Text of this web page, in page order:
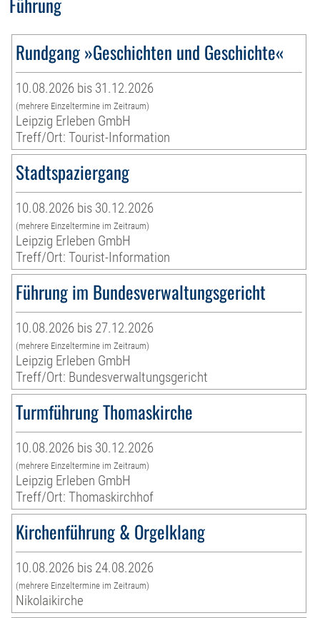
Rundgang »Geschichten und Geschichte«
10.08.2026 bis 31.12.2026
(mehrere Einzeltermine im Zeitraum)
Leipzig Erleben GmbH
Treff/Ort: Tourist-Information
Stadtspaziergang
10.08.2026 bis 30.12.2026
(mehrere Einzeltermine im Zeitraum)
Leipzig Erleben GmbH
Treff/Ort: Tourist-Information
Führung im Bundesverwaltungsgericht
10.08.2026 bis 27.12.2026
(mehrere Einzeltermine im Zeitraum)
Leipzig Erleben GmbH
Treff/Ort: Bundesverwaltungsgericht
Turmführung Thomaskirche
10.08.2026 bis 30.12.2026
(mehrere Einzeltermine im Zeitraum)
Leipzig Erleben GmbH
Treff/Ort: Thomaskirchhof
Kirchenführung & Orgelklang
10.08.2026 bis 24.08.2026
(mehrere Einzeltermine im Zeitraum)
Nikolaikirche